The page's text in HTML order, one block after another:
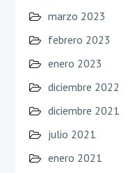
marzo 2023
febrero 2023
enero 2023
diciembre 2022
diciembre 2021
julio 2021
enero 2021